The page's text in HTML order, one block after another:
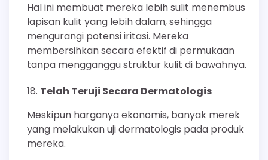
Hal ini membuat mereka lebih sulit menembus
lapisan kulit yang lebih dalam, sehingga
mengurangi potensi iritasi. Mereka
membersihkan secara efektif di permukaan
tanpa mengganggu struktur kulit di bawahnya.
Telah Teruji Secara Dermatologis
Meskipun harganya ekonomis, banyak merek
yang melakukan uji dermatologis pada produk
mereka.